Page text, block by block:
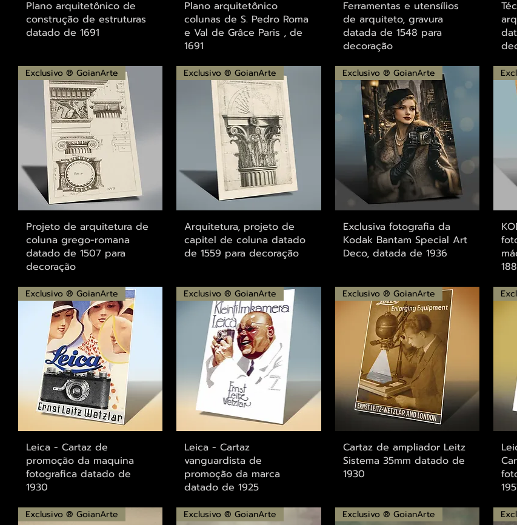
Visualização rápida
Plano arquitetônico de
construção de estruturas
datado de 1691
Visualização rápida
Plano arquitetônico
colunas de S. Pedro Roma
e Val de Grâce Paris , de
1691
Visualização rápida
Ferramentas e utensílios
de arquiteto, gravura
datada de 1548 para
decoração
Visualização rápida
Exclusivo ® GoianArte
Projeto de arquitetura de
coluna grego-romana
datado de 1507 para
decoração
Visualização rápida
Exclusivo ® GoianArte
Arquitetura, projeto de
capitel de coluna datado
de 1559 para decoração
Visualização rápida
Exclusivo ® GoianArte
Exclusiva fotografia da
Kodak Bantam Special Art
Deco, datada de 1936
Visualização rápida
Exclusivo ® GoianArte
Leica - Cartaz de
promoção da maquina
fotografica datado de
1930
Visualização rápida
Exclusivo ® GoianArte
Leica - Cartaz
vanguardista de
promoção da marca
datado de 1925
Visualização rápida
Exclusivo ® GoianArte
Cartaz de ampliador Leitz
Sistema 35mm datado de
1930
Exclusivo ® GoianArte Exclusivo ® GoianArte Exclusivo ® GoianArte